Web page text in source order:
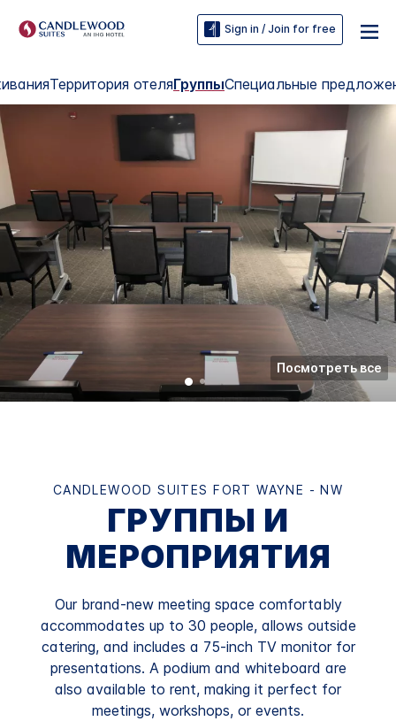
Sign in / Join for free
Территория отеляГруппыСпециальные
Посмотреть все
CANDLEWOOD SUITES FORT WAYNE - NW
ГРУППЫ И
МЕРОПРИЯТИЯ
Our brand-new meeting space comfortably
accommodates up to 30 people, allows outside
catering, and includes a 75-inch TV monitor for
presentations. A podium and whiteboard are
also available to rent, making it perfect for
meetings, workshops, or events.